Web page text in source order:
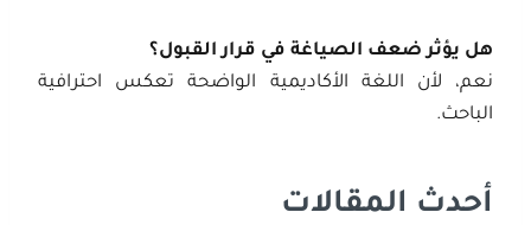
هل يؤثر ضعف الصياغة في قرار القبول؟
نعم، لأن اللغة الأكاديمية الواضحة تعكس احترافية
الباحث.
أحدث المقالات